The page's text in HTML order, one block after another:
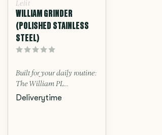
Lelit
WILLIAM GRINDER
(POLISHED STAINLESS
STEEL)
Built for your daily routine:
The William PL...
Deliverytime